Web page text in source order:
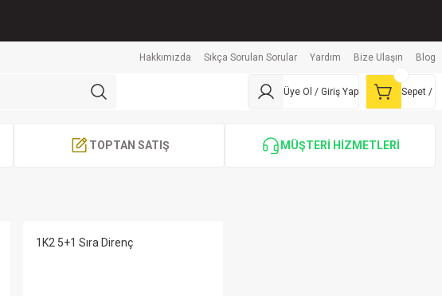
Hakkımızda Sıkça Sorulan Sorular Yardım Bize Ulaşın Blog
Üye Ol / Giriş Yap Sepet /
TOPTAN SATIŞ MÜŞTERİ HİZMETLERİ
1K2 5+1 Sıra Direnç